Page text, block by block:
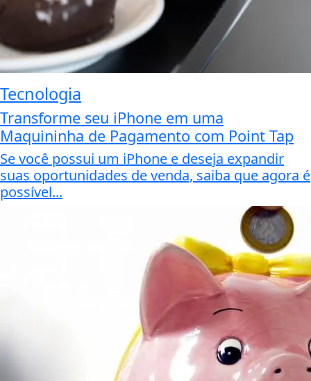
Tecnologia
Transforme seu iPhone em uma
Maquininha de Pagamento com Point Tap
Se você possui um iPhone e deseja expandir
suas oportunidades de venda, saiba que agora é
possível...